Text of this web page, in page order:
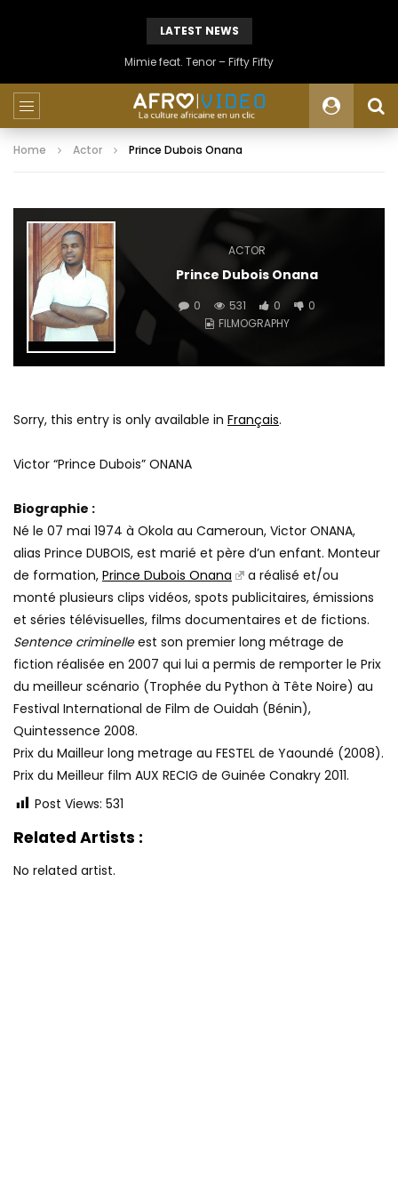
LATEST NEWS
Mimie feat. Tenor – Fifty Fifty
Home Actor Prince Dubois Onana
ACTOR
Prince Dubois Onana
0 531 0
0
FILMOGRAPHY
Sorry, this entry is only available in Français.
Victor “Prince Dubois” ONANA
Biographie :
Né le 07 mai 1974 à Okola au Cameroun, Victor ONANA,
alias Prince DUBOIS, est marié et père d’un enfant. Monteur
de formation, Prince Dubois Onana
a réalisé et/ou
monté plusieurs clips vidéos, spots publicitaires, émissions
et séries télévisuelles, films documentaires et de fictions.
Sentence criminelleest son premier long métrage de
fiction réalisée en 2007 qui lui a permis de remporter le Prix
du meilleur scénario (Trophée du Python à Tête Noire) au
Festival International de Film de Ouidah (Bénin),
Quintessence 2008.
Prix du Mailleur long metrage au FESTEL de Yaoundé (2008).
Prix du Meilleur film AUX RECIG de Guinée Conakry 2011.
Post Views: 531
Related Artists :
No related artist.